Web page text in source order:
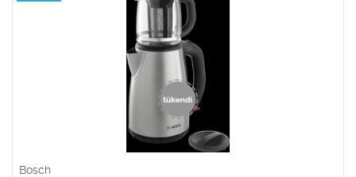
Bosch